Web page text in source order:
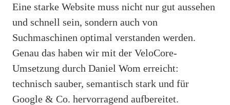
Eine starke Website muss nicht nur gut aussehen
und schnell sein, sondern auch von
Suchmaschinen optimal verstanden werden.
Genau das haben wir mit der VeloCore-
Umsetzung durch Daniel Wom erreicht:
technisch sauber, semantisch stark und für
Google & Co. hervorragend aufbereitet.